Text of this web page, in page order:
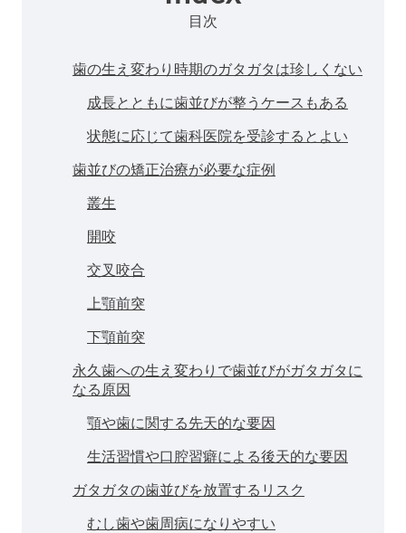
目次
歯の生え変わり時期のガタガタは珍しくない
成長とともに歯並びが整うケースもある
状態に応じて歯科医院を受診するとよい
歯並びの矯正治療が必要な症例
叢生
開咬
交叉咬合
上顎前突
下顎前突
永久歯への生え変わりで歯並びがガタガタに
なる原因
顎や歯に関する先天的な要因
生活習慣や口腔習癖による後天的な要因
ガタガタの歯並びを放置するリスク
むし歯や歯周病になりやすい